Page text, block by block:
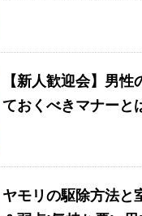
【新人歓迎会】男性
ておくべきマナーと
ヤモリの駆除方法と